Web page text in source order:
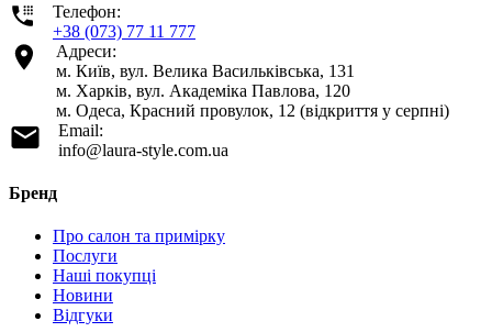
Телефон:
+38 (073) 77 11 777
Адреси:
м. Київ, вул. Велика Васильківська, 131
м. Харків, вул. Академіка Павлова, 120
м. Одеса, Красний провулок, 12 (відкриття у серпні)
Email:
info@laura-style.com.ua
Бренд
Про салон та примірку
Послуги
Наші покупці
Новини
Відгуки